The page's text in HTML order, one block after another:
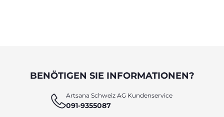
BENÖTIGEN SIE INFORMATIONEN?
Artsana Schweiz AG Kundenservice
091-9355087